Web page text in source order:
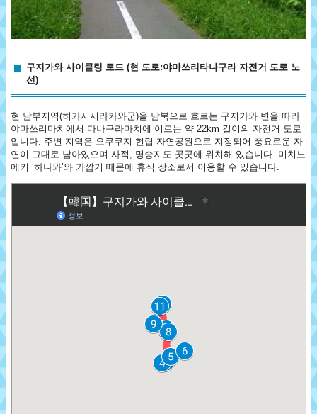
구지가와 사이클링 로드 (현 도로:야마쓰리타나구라 자전거 도로 노
선)
현 남부지역(히가시시라카와군)을 남북으로 흐르는 구지가와 변을 따라
야마쓰리마치에서 다나구라마치에 이르는 약 22km 길이의 자전거 도로
입니다. 주변 지역은 오쿠쿠지 현립 자연공원으로 지정되어 풍요로운 자
연이 그대로 남아있으며 사적, 명승지도 곳곳에 위치해 있습니다. 미치노
에키 ‘하나와’와 가깝기 때문에 휴식 장소로서 이용할 수 있습니다.